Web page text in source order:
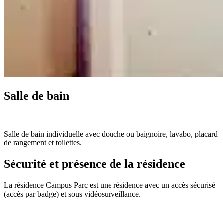
Salle de bain
Salle de bain individuelle avec douche ou baignoire, lavabo, placard
de rangement et toilettes.
Sécurité et présence de la résidence
La résidence Campus Parc est une résidence avec un accès sécurisé
(accès par badge) et sous vidéosurveillance.